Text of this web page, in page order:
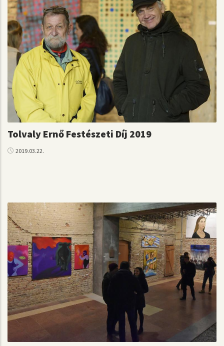
Tolvaly Ernő Festészeti Díj 2019
2019.03.22.